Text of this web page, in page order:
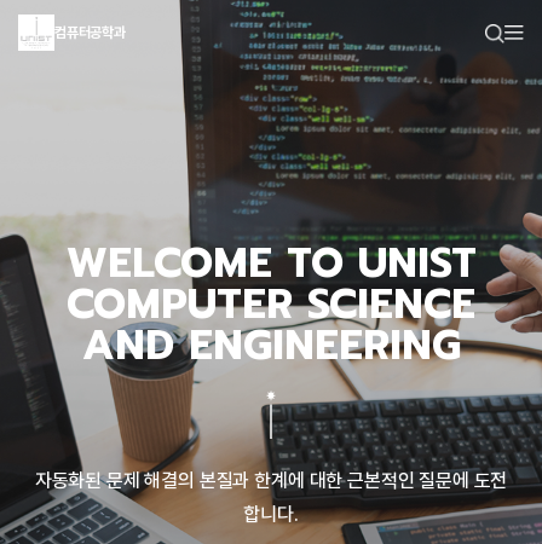
컴퓨터공학과
WELCOME TO UNIST
COMPUTER SCIENCE
AND ENGINEERING
자동화된 문제 해결의 본질과 한계에 대한 근본적인 질문에 도전
합니다.